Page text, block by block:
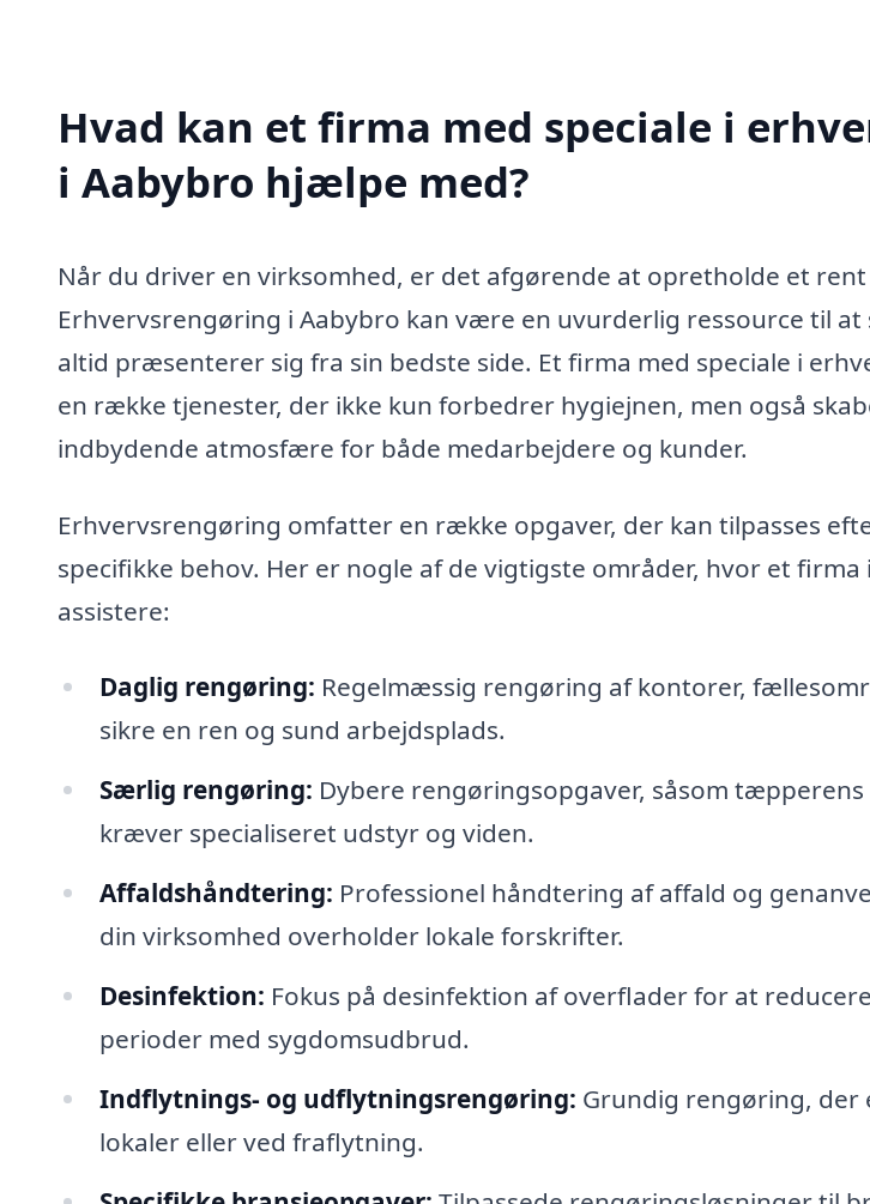
Hvad kan et firma med speciale i
i Aabybro hjælpe med?
Når du driver en virksomhed, er det afgørende at opretholde et
Erhvervsrengøring i Aabybro kan være en uvurderlig ressource til at
altid præsenterer sig fra sin bedste side. Et firma med speciale i
en række tjenester, der ikke kun forbedrer hygiejnen, men også
indbydende atmosfære for både medarbejdere og kunder.
Erhvervsrengøring omfatter en række opgaver, der kan tilpasses
specifikke behov. Her er nogle af de vigtigste områder, hvor et firma
assistere:
Daglig rengøring: Regelmæssig rengøring af kontorer,
sikre en ren og sund arbejdsplads.
Særlig rengøring: Dybere rengøringsopgaver, såsom
kræver specialiseret udstyr og viden.
Affaldshåndtering: Professionel håndtering af affald og
din virksomhed overholder lokale forskrifter.
Desinfektion: Fokus på desinfektion af overflader for at
perioder med sygdomsudbrud.
Indflytnings- og udflytningsrengøring: Grundig rengøring, der
lokaler eller ved fraflytning.